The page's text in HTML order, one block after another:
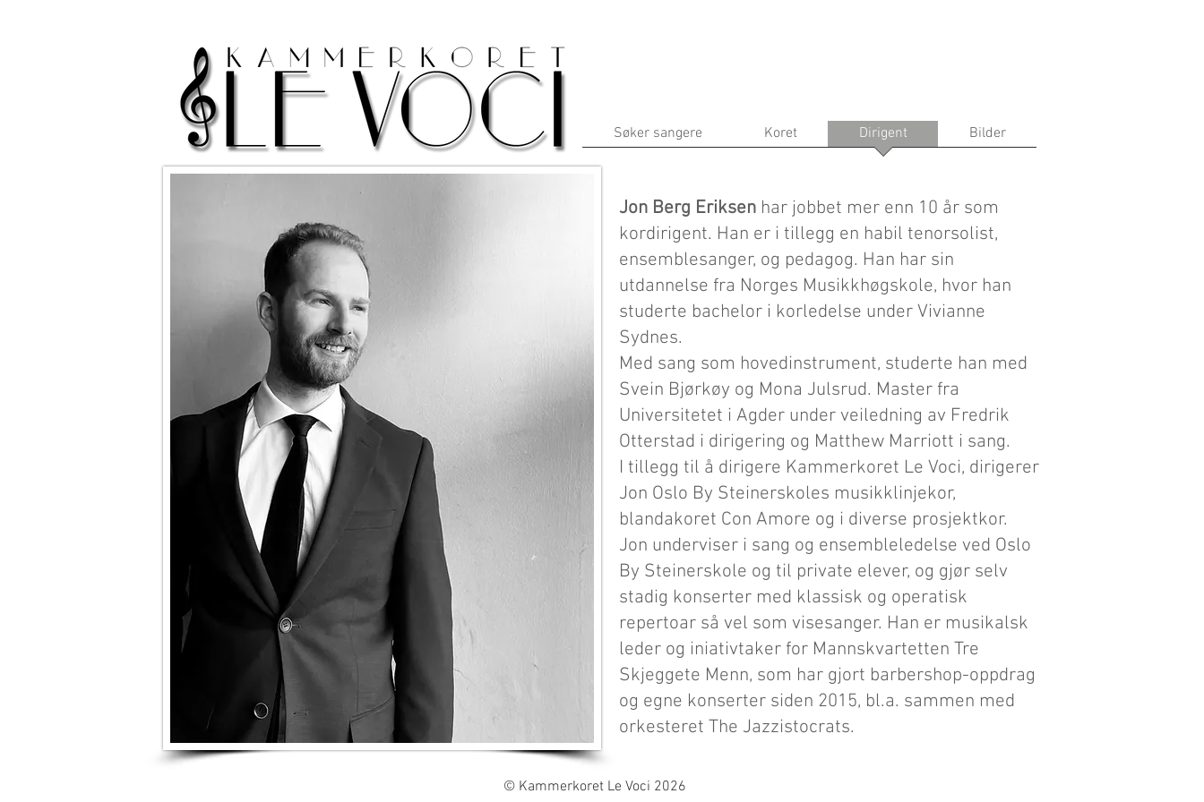
Søker sangere Koret Dirigent Bilder
Jon Berg Eriksen har jobbet mer enn 10 år som
kordirigent. Han er i tillegg en habil tenorsolist,
ensemblesanger, og pedagog. Han har sin
utdannelse fra Norges Musikkhøgskole, hvor han
studerte bachelor i korledelse under Vivianne
Sydnes.
Med sang som hovedinstrument, studerte han med
Svein Bjørkøy og Mona Julsrud. Master fra
Universitetet i Agder under veiledning av Fredrik
Otterstad i dirigering og Matthew Marriott i sang.
I tillegg til å dirigere Kammerkoret Le Voci, dirigerer
Jon Oslo By Steinerskoles musikklinjekor,
blandakoret Con Amore og i diverse prosjektkor.
Jon underviser i sang og ensembleledelse ved Oslo
By Steinerskole og til private elever, og gjør selv
stadig konserter med klassisk og operatisk
repertoar så vel som visesanger. Han er musikalsk
leder og iniativtaker for Mannskvartetten Tre
Skjeggete Menn, som har gjort barbershop-oppdrag
og egne konserter siden 2015, bl.a. sammen med
orkesteret The Jazzistocrats.
© Kammerkoret Le Voci 2026